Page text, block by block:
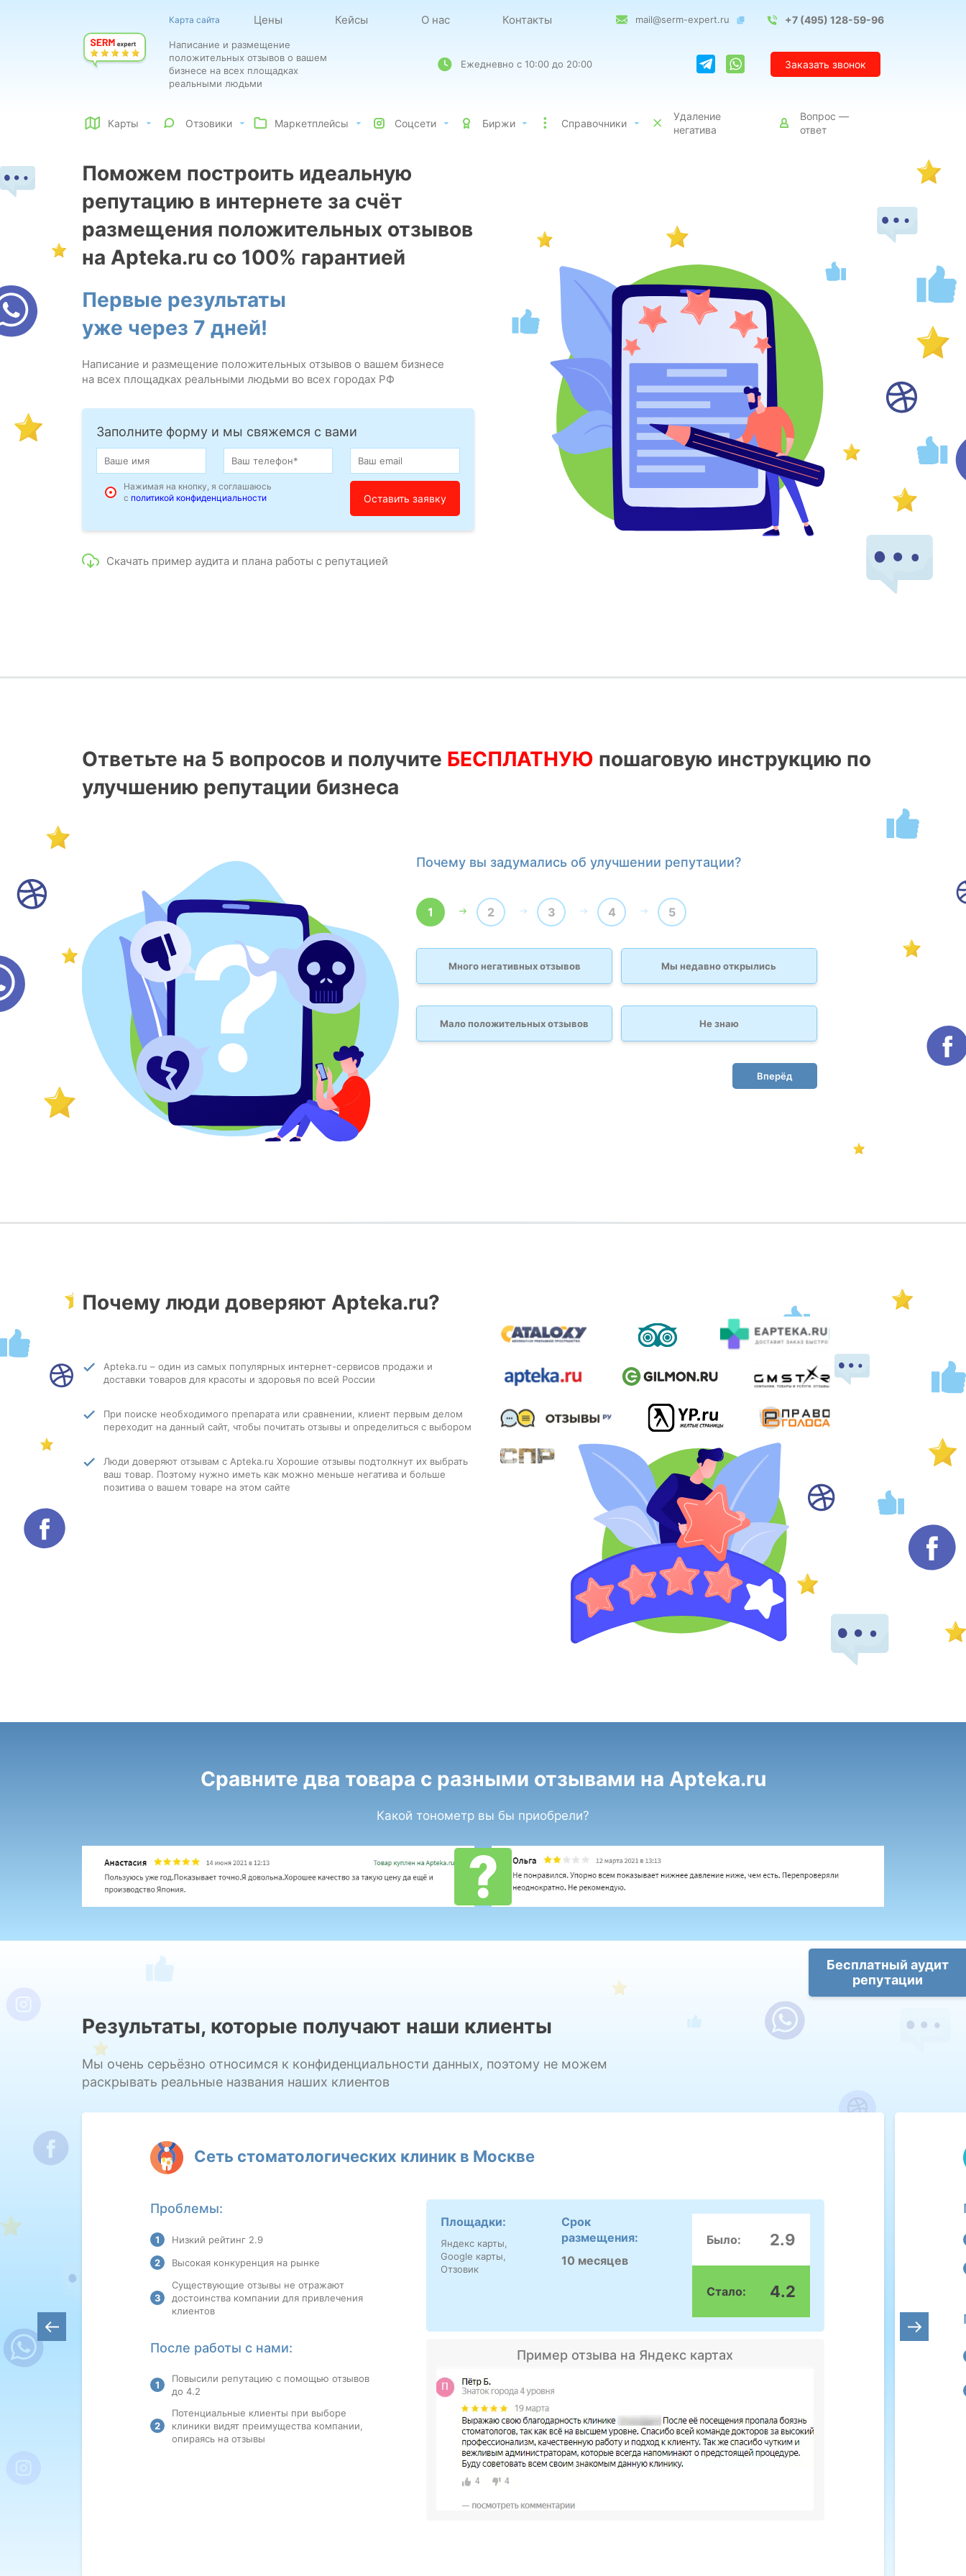
Карта сайта Цены Кейсы О нас Контакты mail@serm-expert.ru +7 (495) 128-59-96
Написание и размещение
положительных отзывов о вашем
бизнесе на всех площадках
реальными людьми
Ежедневно с 10:00 до 20:00 Заказать звонок
Карты Отзовики Маркетплейсы Соцсети Биржи Справочники
Удаление
негатива
Вопрос —
ответ
Поможем построить идеальную
репутацию в интернете за счёт
размещения положительных отзывов
на Apteka.ru со 100% гарантией
Первые результаты
уже через 7 дней!
Написание и размещение положительных отзывов о вашем бизнесе
на всех площадках реальными людьми во всех городах РФ
Заполните форму и мы свяжемся с вами
Нажимая на кнопку, я соглашаюсь
с политикой конфиденциальности
Скачать пример аудита и плана работы с репутацией
Ответьте на 5 вопросов и получите БЕСПЛАТНУЮ пошаговую инструкцию по
улучшению репутации бизнеса
Почему вы задумались об улучшении репутации?
1 2 3 4 5
Много негативных отзывов Мы недавно открылись
Мало положительных отзывов Не знаю
Вперёд
Почему люди доверяют Apteka.ru?
Apteka.ru – один из самых популярных интернет-сервисов продажи и
доставки товаров для красоты и здоровья по всей России
При поиске необходимого препарата или сравнении, клиент первым делом
переходит на данный сайт, чтобы почитать отзывы и определиться с выбором
Люди доверяют отзывам с Apteka.ru Хорошие отзывы подтолкнут их выбрать
ваш товар. Поэтому нужно иметь как можно меньше негатива и больше
позитива о вашем товаре на этом сайте
Сравните два товара с разными отзывами на Apteka.ru
Какой тонометр вы бы приобрели?
Результаты, которые получают наши клиенты
Мы очень серьёзно относимся к конфиденциальности данных, поэтому не можем
раскрывать реальные названия наших клиентов
Сеть стоматологических клиник в Москве
Проблемы:
Низкий рейтинг 2.9
Высокая конкуренция на рынке
Существующие отзывы не отражают
достоинства компании для привлечения
клиентов
Площадки:
Яндекс карты,
Google карты,
Отзовик
Срок
размещения:
10 месяцев
Было: 2.9
Стало: 4.2
После работы с нами:
Повысили репутацию с помощью отзывов
до 4.2
Потенциальные клиенты при выборе
клиники видят преимущества компании,
опираясь на отзывы
Пример отзыва на Яндекс картах
Бесплатный аудит
репутации